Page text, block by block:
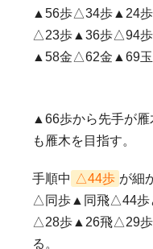
▲56歩△34歩▲24
△23歩▲36歩△94
▲58金△62金▲69
▲66歩から先手が雁
も雁木を目指す。
手順中 △44歩 が細
△同歩▲同飛△44歩
△28歩▲26飛△29歩
る。